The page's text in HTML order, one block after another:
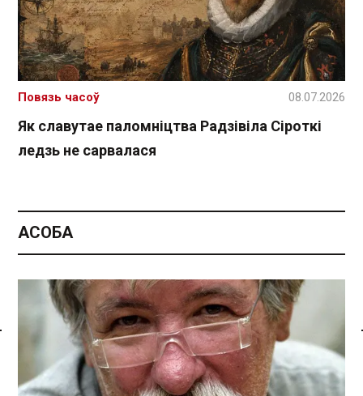
Спасылка без VPN
Як славутае паломніцтва Радзівіла Сіроткі
ледзь не сарвалася
Повязь часоў 08.07.2026
АСОБА